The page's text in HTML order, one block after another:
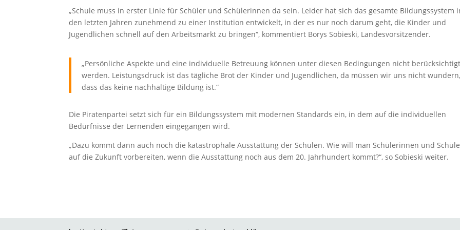
„Schule muss in erster Linie für Schüler und Schülerinnen da sein. Leider hat sich das gesamte Bildungssystem
den letzten Jahren zunehmend zu einer Institution entwickelt, in der es nur noch darum geht, die Kinder und
Jugendlichen schnell auf den Arbeitsmarkt zu bringen“, kommentiert Borys Sobieski, Landesvorsitzender.
„Persönliche Aspekte und eine individuelle Betreuung können unter diesen Bedingungen nicht berücksichtigt
werden. Leistungsdruck ist das tägliche Brot der Kinder und Jugendlichen, da müssen wir uns nicht wundern,
dass das keine nachhaltige Bildung ist.“
Die Piratenpartei setzt sich für ein Bildungssystem mit modernen Standards ein, in dem auf die individuellen
Bedürfnisse der Lernenden eingegangen wird.
„Dazu kommt dann auch noch die katastrophale Ausstattung der Schulen. Wie will man Schülerinnen und
auf die Zukunft vorbereiten, wenn die Ausstattung noch aus dem 20. Jahrhundert kommt?“, so Sobieski weiter.